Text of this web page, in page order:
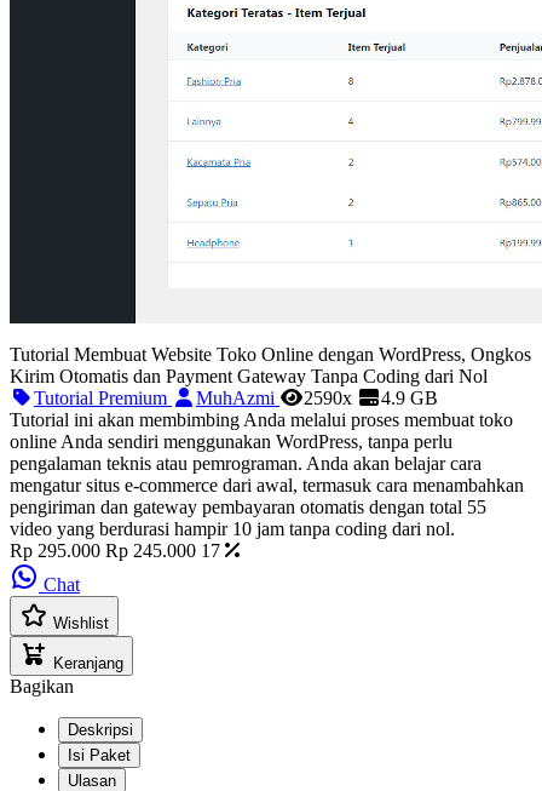
Tutorial Membuat Website Toko Online dengan WordPress, Ongkos
Kirim Otomatis dan Payment Gateway Tanpa Coding dari Nol
Tutorial Premium
MuhAzmi 2590x
4.9 GB
Tutorial ini akan membimbing Anda melalui proses membuat toko
online Anda sendiri menggunakan WordPress, tanpa perlu
pengalaman teknis atau pemrograman. Anda akan belajar cara
mengatur situs e-commerce dari awal, termasuk cara menambahkan
pengiriman dan gateway pembayaran otomatis dengan total 55
video yang berdurasi hampir 10 jam tanpa coding dari nol.
Rp 295.000 Rp 245.000 17
Chat
Wishlist
Keranjang
Bagikan
Deskripsi
Isi Paket
Ulasan